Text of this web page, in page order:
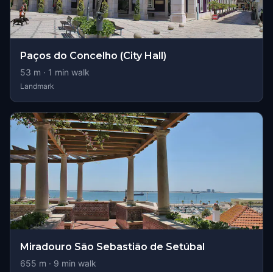
Paços do Concelho (City Hall)
53 m · 1 min walk
Landmark
Miradouro São Sebastião de Setúbal
655 m · 9 min walk